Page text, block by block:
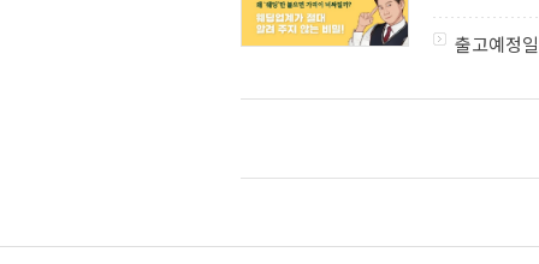
출고예정